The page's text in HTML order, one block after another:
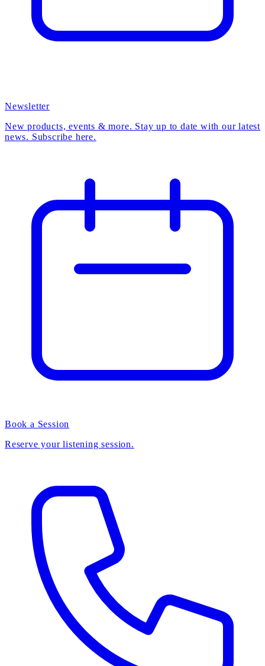
Newsletter
New products, events & more. Stay up to date with our latest
news. Subscribe here.
Book a Session
Reserve your listening session.